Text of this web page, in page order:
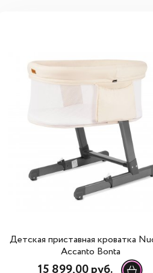
Детская приставная кроватка
Accanto Bonta